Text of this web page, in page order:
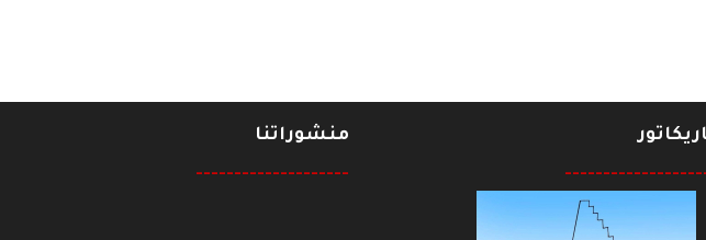
منشوراتنا
--------------------